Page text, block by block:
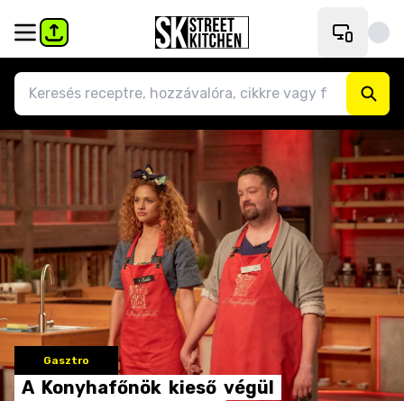
Gasztro
A Konyhafőnök kieső végül